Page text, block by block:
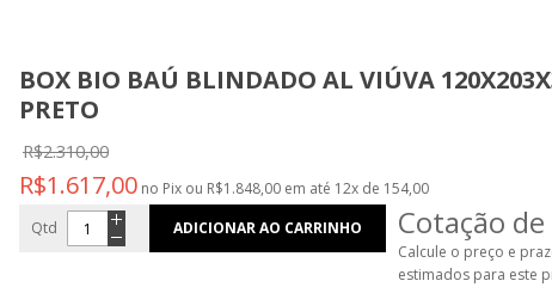
BOX BIO BAÚ BLINDADO AL VIÚVA
PRETO
R$2.310,00
R$1.617,00 no Pix ou R$1.848,00 em até 12x de 154,00
Qtd
ADICIONAR AO CARRINHO Cotação
Calcule o preço e
estimados para este